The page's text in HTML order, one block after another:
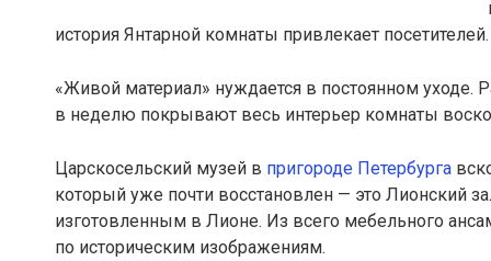
история Янтарной комнаты привлекает посетителей.
«Живой материал» нуждается в постоянном уходе.
в неделю покрывают весь интерьер комнаты
Царскосельский музей в пригороде Петербурга
который уже почти восстановлен — это Лионский
изготовленным в Лионе. Из всего мебельного
по историческим изображениям.